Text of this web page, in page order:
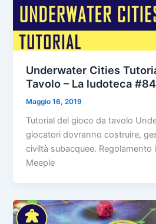
Underwater Cities
Tavolo – La ludoteca #84
Maggio 16, 2019
Tutorial del gioco da tavolo
giocatori dovranno costruire,
civiltà subacquee. Regolamento
Meeple